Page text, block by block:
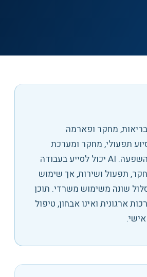
מחקר ופארמה
תפעולי, מחקר ומערכת
.
AI יכול לסייע בעבודה
תפעול ושירות, אך שימוש
שונה משימוש משרדי. תוכן
ארגונית ואינו אבחון, טיפול